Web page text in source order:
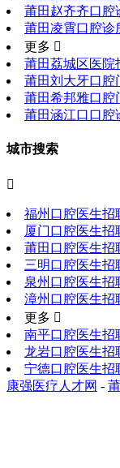
莆田赵齐齐口腔
莆田凌霄口腔诊
更多 
莆田荔城区医院
莆田刘大牙口腔
莆田希邦雅口腔
莆田涵江口口腔
城市搜索

福州口腔医生招
厦门口腔医生招
莆田口腔医生招
三明口腔医生招
泉州口腔医生招
漳州口腔医生招
更多 
南平口腔医生招
龙岩口腔医生招
宁德口腔医生招
康强医疗人才网 -